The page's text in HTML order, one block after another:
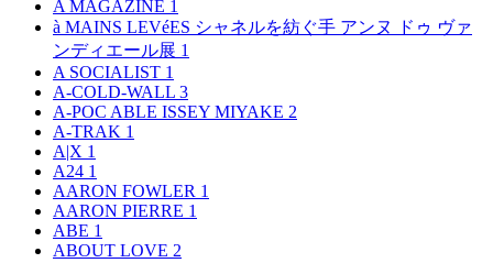
A MAGAZINE 1
à MAINS LEVéES シャネルを紡ぐ手 アンヌ ドゥ ヴァ
ンディエール展 1
A SOCIALIST 1
A-COLD-WALL 3
A-POC ABLE ISSEY MIYAKE 2
A-TRAK 1
A|X 1
A24 1
AARON FOWLER 1
AARON PIERRE 1
ABE 1
ABOUT LOVE 2